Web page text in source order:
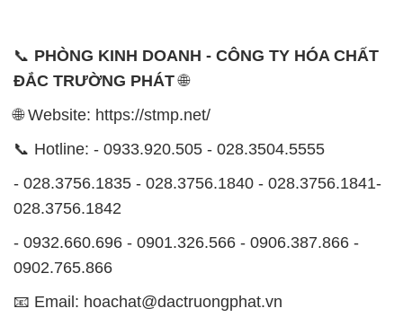
📞 PHÒNG KINH DOANH - CÔNG TY HÓA CHẤT
ĐẮC TRƯỜNG PHÁT🌐
🌐 Website: https://stmp.net/
📞 Hotline: - 0933.920.505 - 028.3504.5555
- 028.3756.1835 - 028.3756.1840 - 028.3756.1841-
028.3756.1842
- 0932.660.696 - 0901.326.566 - 0906.387.866 -
0902.765.866
📧 Email: hoachat@dactruongphat.vn